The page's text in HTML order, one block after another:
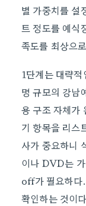
별 가중치를 설
트 정도를 예식
족도를 최상으
1단계는 대략
명 규모의 강남
용 구조 자체가
기 항목을 리스
사가 중요하니
이나 DVD는
off가 필요하다
확인하는 것이